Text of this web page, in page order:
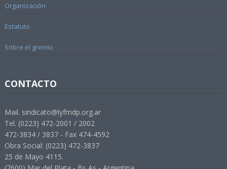
Organización
Estatuto
Sobre el gremio
CONTACTO
Mail. sindicato@lyfmdp.org.ar
Tel. (0223) 472-2001 / 2002
472-3834 / 3837 - Fax 474-4592
Obra Social: (0223) 472-3837
25 de Mayo 4115.